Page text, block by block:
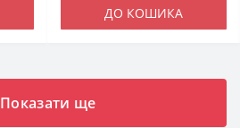
ДО КОШИКА
Показати ще